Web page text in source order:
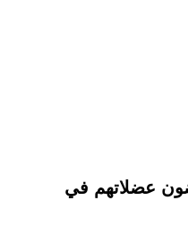
عضلاتهم في